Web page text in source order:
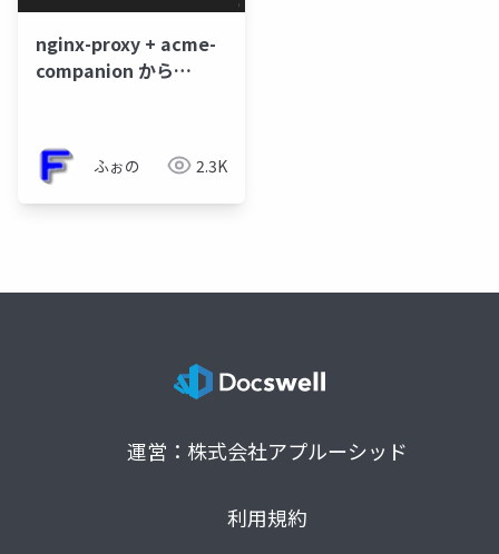
nginx-proxy + acme-
companion から
ふぉの 2.3K
運営：株式会社アプルーシッド
利用規約